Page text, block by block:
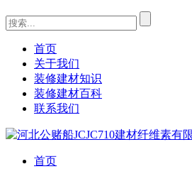
首页
关于我们
装修建材知识
装修建材百科
联系我们
首页